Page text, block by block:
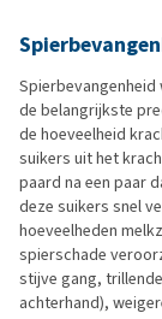
Spierbevangenheid
de belangrijkste
de hoeveelheid
suikers uit het
paard na een paar
deze suikers snel
hoeveelheden
spierschade
stijve gang,
achterhand),